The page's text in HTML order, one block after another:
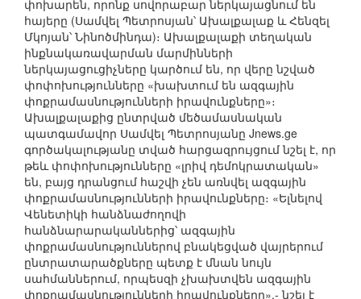
փոխարեն, որոնք սովորաբար ներկայացնում են
հայերը (Սամվել Պետրոսյան՝ Ախալքալաք և Հենզել
Մկոյան՝ Նինոծմինդա)։ Ախալքալաքի տեղական
ինքնակառավարման մարմինների
ներկայացուցիչները կարծում են, որ վերը նշված
փոփոխությունները «խախտում են ազգային
փոքրամասնությունների իրավունքները»։
Ախալքալաքից ընտրված մեծամասնական
պատգամավոր Սամվել Պետրոսյանը Jnews.ge
գործակալությանը տված հարցազրույցում նշել է, որ
թեև փոփոխությունները «լրիվ դեմոկրատական»
են, բայց դրանցում հաշվի չեն առնվել ազգային
փոքրամասնությունների իրավունքները։ «Ելնելով
Վենետիկի հանձնաժողովի
հանձնարարականներից՝ ազգային
փոքրամասնություններով բնակեցված վայրերում
ընտրատարածքները պետք է մնան նույն
սահմաններում, որպեսզի չխախտվեն ազգային
փոքրամասնությունների իրավունքները»,- նշել է